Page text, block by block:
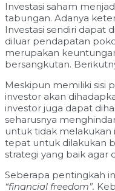
Investasi saham
tabungan. Adanya
Investasi sendiri dapat
diluar pendapatan
merupakan
bersangkutan.
Meskipun memiliki sisi
investor akan
investor juga dapat
seharusnya
untuk tidak melakukan
tepat untuk dilakukan
strategi yang baik agar
Seberapa pentingkah
“financial freedom”.